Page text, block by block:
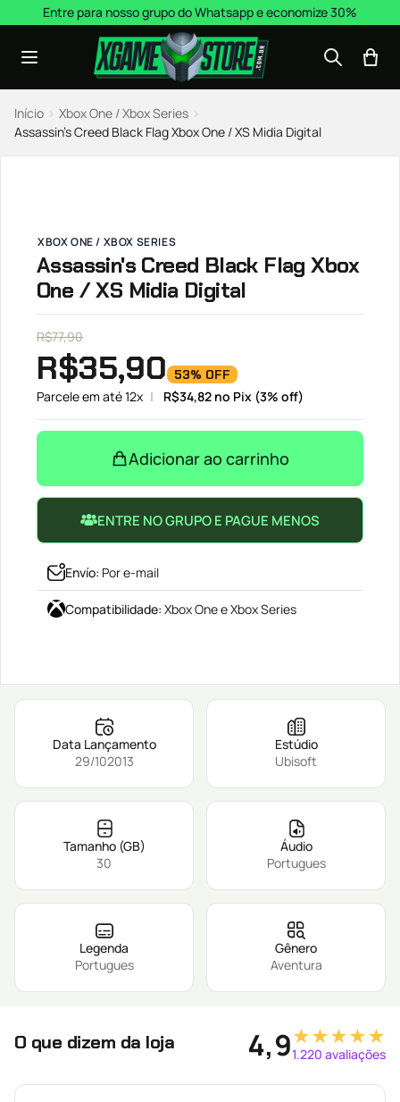
Pular para o conteúdo
Entre para nosso grupo do Whatsapp e economize 30%
Início › Xbox One / Xbox Series ›
Assassin’s Creed Black Flag Xbox One / XS Midia Digital
XBOX ONE / XBOX SERIES
Assassin's Creed Black Flag Xbox
One / XS Midia Digital
R$77,90
R$35,90 53% OFF
Parcele em até 12x R$34,82 no Pix (3% off)
Adicionar ao carrinho
ENTRE NO GRUPO E PAGUE MENOS
Envío: Por e-mail
Compatibilidade: Xbox One e Xbox Series
Data Lançamento
29/102013
Estúdio
Ubisoft
Tamanho (GB)
30
Áudio
Portugues
Legenda
Portugues
Gênero
Aventura
O que dizem da loja 4,9★★★★★
1.220 avaliações